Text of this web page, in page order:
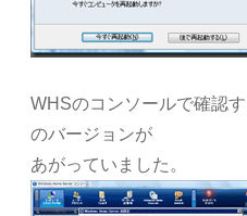
WHSのコンソールで確認
のバージョンが
あがっていました。